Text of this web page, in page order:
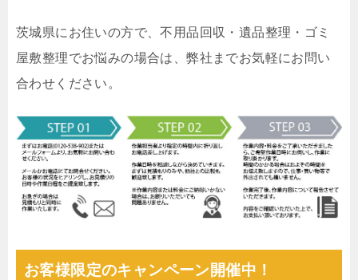
茨城県にお住いの方で、不用品回収・遺品整理・ゴミ
屋敷整理でお悩みの場合は、弊社までお気軽にお問い
合わせください。
お客様限定のキャンペーン開催中！